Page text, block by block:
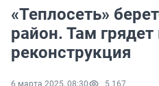
«Теплосеть»
район. Там
реконструкция
6 марта 2025, 08:30 5 167